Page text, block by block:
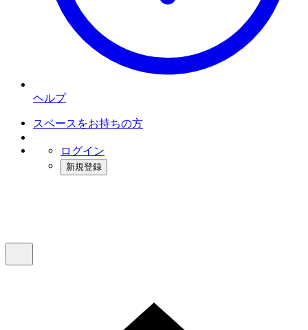
ヘルプ
スペースをお持ちの方
ログイン
新規登録